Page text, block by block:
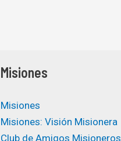
Misiones
Misiones
Misiones: Visión Misionera
Club de Amigos Misioneros